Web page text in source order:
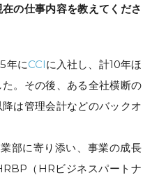
の仕事内容を教えてくださ
年にCCIに入社し、計10年ほ
。その後、ある全社横断の
は管理会計などのバックオ
部に寄り添い、事業の成長
（HRビジネスパートナ